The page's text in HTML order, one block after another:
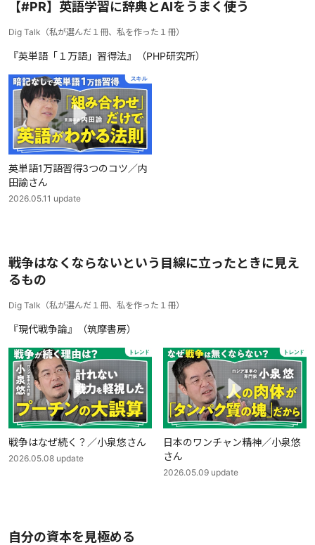
【#PR】英語学習に辞典とAIをうまく使う
Dig Talk （私が選んだ１冊、私を作った１冊）
『英単語「１万語」習得法』（PHP研究所）
英単語1万語習得3つのコツ／内
田諭さん
2026.05.11 update
戦争はなくならないという目線に立ったときに見え
るもの
Dig Talk （私が選んだ１冊、私を作った１冊）
『現代戦争論』（筑摩書房）
戦争はなぜ続く？／小泉悠さん
2026.05.08 update
日本のワンチャン精神／小泉悠
さん
2026.05.09 update
自分の資本を見極める